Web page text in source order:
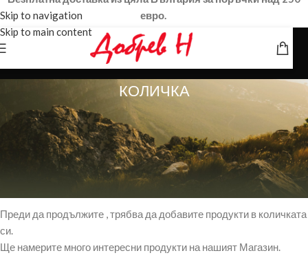
Skip to navigation
Skip to main content
евро.
КОЛИЧКА
Вашата количка е празна.
Преди да продължите , трябва да добавите продукти в количката
си.
Ще намерите много интересни продукти на нашият Магазин.